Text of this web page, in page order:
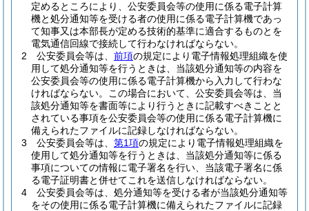
定めるところにより、公安委員会等の使用に係る電子計算
機と処分通知等を受ける者の使用に係る電子計算機であっ
て知事又は本部長が定める技術的基準に適合するものとを
電気通信回線で接続して行わなければならない。
2
公安委員会等は、 前項の規定により電子情報処理組織を使
用して処分通知等を行うときは、当該処分通知等の内容を
公安委員会等の使用に係る電子計算機から入力して行わな
ければならない。
この場合において、公安委員会等は、当
該処分通知等を書面等により行うときに記載すべきことと
されている事項を公安委員会等の使用に係る電子計算機に
備えられたファイルに記録しなければならない。
3
公安委員会等は、 第1項の規定により電子情報処理組織を
使用して処分通知等を行うときは、当該処分通知等に係る
事項についての情報に電子署名を行い、当該電子署名に係
る電子証明書と併せてこれを送信しなければならない。
4
公安委員会等は、処分通知等を受ける者が当該処分通知等
をその使用に係る電子計算機に備えられたファイルに記録